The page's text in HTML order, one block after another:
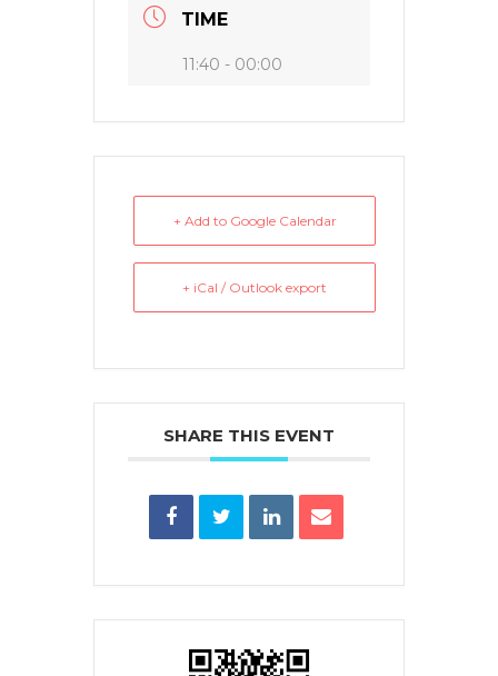
TIME
11:40 - 00:00
+ Add to Google Calendar
+ iCal / Outlook export
SHARE THIS EVENT